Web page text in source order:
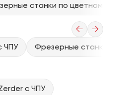
станки по цветному
← →
ЧПУ Фрезерные станки 3d с
с ЧПУ